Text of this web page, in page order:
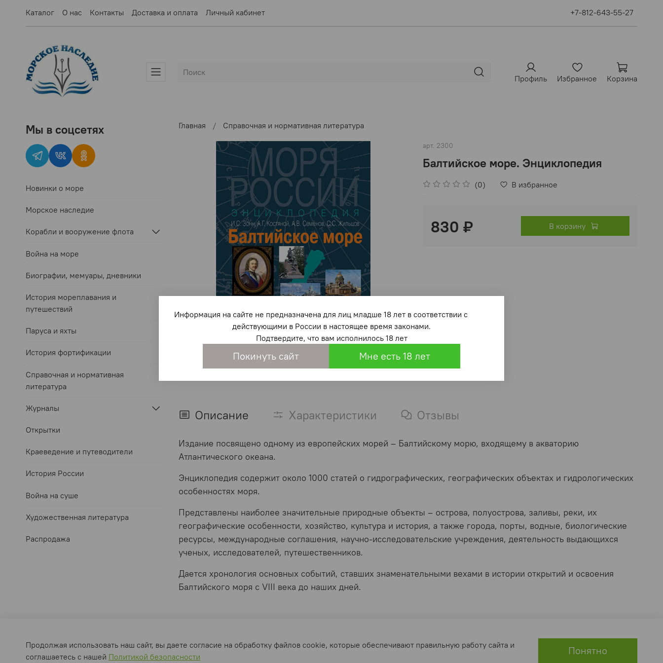
Каталог О нас Контакты Доставка и оплата Личный кабинет +7-812-643-55-27
Профиль Избранное Корзина
Главная Справочная и нормативная литература
арт. 2300
Балтийское море. Энциклопедия
(0) В избранное
830 ₽ В корзину
Описание Характеристики Отзывы
Издание посвящено одному из европейских морей – Балтийскому морю, входящему в акваторию
Атлантического океана.
Энциклопедия содержит около 1000 статей о гидрографических, геогра­фических объектах и гидрологических
особенностях моря.
Представлены наиболее значительные природные объекты – острова, полуострова, заливы, реки, их
географические особенности, хозяйство, культура и история, а также горо­да, порты, водные, биологические
ресурсы, международные соглашения, научно-исследовательские учреждения, деятельность выдающихся
ученых, исследователей, путешественников.
Дается хронология основных событий, ставших знаменательными вехами в истории открытий и освоения
Балтийского моря с VIII века до наших дней.
Мы в соцсетях
Новинки о море
Морское наследие
Корабли и вооружение флота
Война на море
Биографии, мемуары, дневники
История мореплавания и
путешествий
Паруса и яхты
История фортификации
Справочная и нормативная
литература
Журналы
Открытки
Краеведение и путеводители
История России
Война на суше
Художественная литература
Распродажа
Интернет-магазин создан на inSales
Продолжая использовать наш сайт, вы даете согласие на обработку файлов cookie, которые обеспечивают правильную работу сайта и
соглашаетесь с нашей Политикой безопасности Понятно
Информация на сайте не предназначена для лиц младше 18 лет в соответствии с
действующими в России в настоящее время законами.
Подтвердите, что вам исполнилось 18 лет
Покинуть сайт Мне есть 18 лет